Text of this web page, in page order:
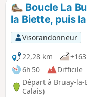
Boucle La
la Biette, puis
Visorandonneur
22,28 km
6h 50
Difficile
Départ à Bruay-la-
Calais)